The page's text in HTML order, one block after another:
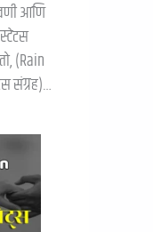
आणि
(Rain
संग्रह)…